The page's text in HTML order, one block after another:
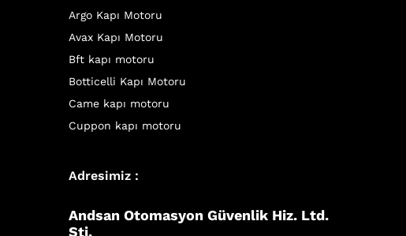
Argo Kapı Motoru
Avax Kapı Motoru
Bft kapı motoru
Botticelli Kapı Motoru
Came kapı motoru
Cuppon kapı motoru
Adresimiz :
Andsan Otomasyon Güvenlik Hiz. Ltd.
Şti.